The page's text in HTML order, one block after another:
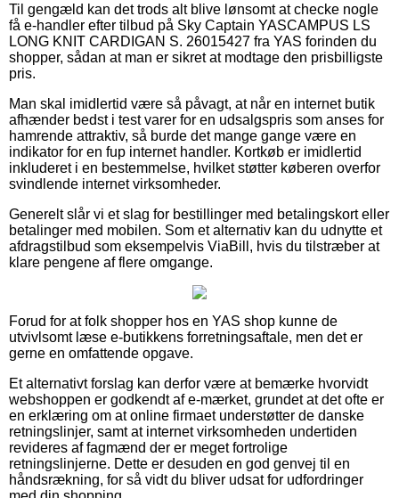
Til gengæld kan det trods alt blive lønsomt at checke nogle
få e-handler efter tilbud på Sky Captain YASCAMPUS LS
LONG KNIT CARDIGAN S. 26015427 fra YAS forinden du
shopper, sådan at man er sikret at modtage den prisbilligste
pris.
Man skal imidlertid være så påvagt, at når en internet butik
afhænder bedst i test varer for en udsalgspris som anses for
hamrende attraktiv, så burde det mange gange være en
indikator for en fup internet handler. Kortkøb er imidlertid
inkluderet i en bestemmelse, hvilket støtter køberen overfor
svindlende internet virksomheder.
Generelt slår vi et slag for bestillinger med betalingskort eller
betalinger med mobilen. Som et alternativ kan du udnytte et
afdragstilbud som eksempelvis ViaBill, hvis du tilstræber at
klare pengene af flere omgange.
Forud for at folk shopper hos en YAS shop kunne de
utvivlsomt læse e-butikkens forretningsaftale, men det er
gerne en omfattende opgave.
Et alternativt forslag kan derfor være at bemærke hvorvidt
webshoppen er godkendt af e-mærket, grundet at det ofte er
en erklæring om at online firmaet understøtter de danske
retningslinjer, samt at internet virksomheden undertiden
revideres af fagmænd der er meget fortrolige
retningslinjerne. Dette er desuden en god genvej til en
håndsrækning, for så vidt du bliver udsat for udfordringer